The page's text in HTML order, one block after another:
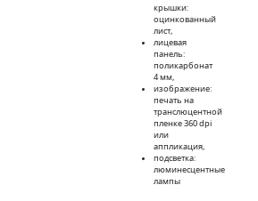
крышки:
оцинкованный
лист,
лицевая
панель:
поликарбонат
4 мм,
изображение:
печать на
транслюцентной
пленке 360 dpi
или
аппликация,
подсветка:
люминесцентные
лампы